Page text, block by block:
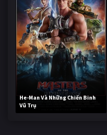
He-Man Và Những Chiến Binh
Vũ Trụ
252,679 lượt xem